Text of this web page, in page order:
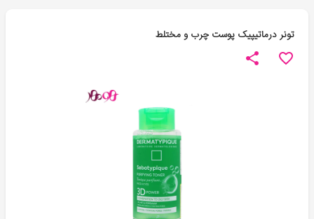
تونر درماتیپیک پوست چرب و مختلط